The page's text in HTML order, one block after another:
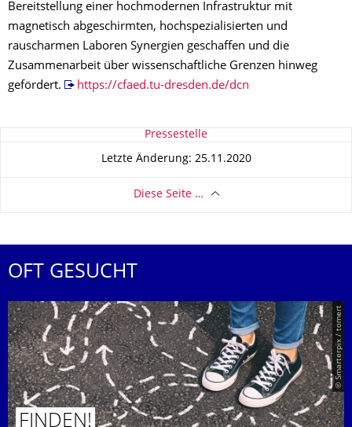
Bereitstellung einer hochmodernen Infrastruktur mit
magnetisch abgeschirmten, hochspezialisierten und
rauscharmen Laboren Synergien geschaffen und die
Zusammenarbeit über wissenschaftliche Grenzen hinweg
gefördert.
https://cfaed.tu-dresden.de/dcn
Zu dieser Seite Pressestelle
Letzte Änderung: 25.11.2020
Diese Seite …
OFT GESUCHT
© Smarterpix / tomert
FINDEN!